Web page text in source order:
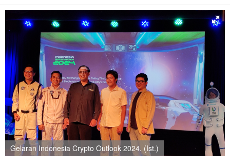
Gelaran Indonesia Crypto Outlook 2024. (Ist.)